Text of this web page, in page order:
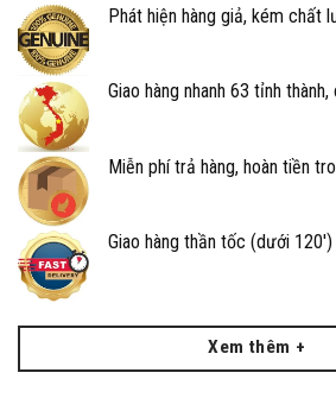
Phát hiện hàng giả, kém chất
Giao hàng nhanh 63 tỉnh
Miễn phí trả hàng, hoàn tiền
Giao hàng thần tốc (dưới
Xem thêm +